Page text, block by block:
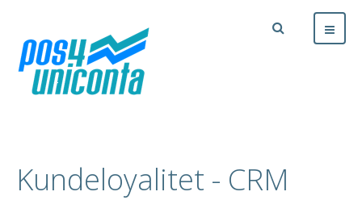
Kundeloyalitet - CRM